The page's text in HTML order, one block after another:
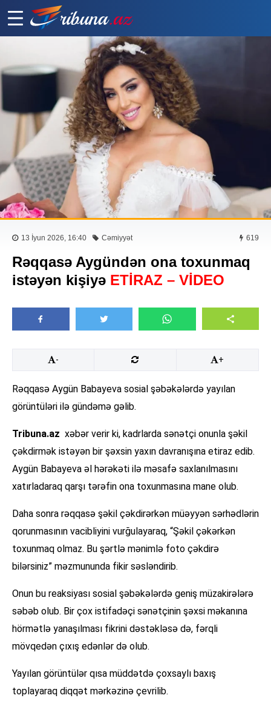
13 İyun 2026, 16:40 Cəmiyyət 619
Rəqqasə Aygündən ona toxunmaq
istəyən kişiyə ETİRAZ – VİDEO
- +
Rəqqasə Aygün Babayeva sosial şəbəkələrdə yayılan
görüntüləri ilə gündəmə gəlib.
Tribuna.az xəbər verir ki, kadrlarda sənətçi onunla şəkil
çəkdirmək istəyən bir şəxsin yaxın davranışına etiraz edib.
Aygün Babayeva əl hərəkəti ilə məsafə saxlanılmasını
xatırladaraq qarşı tərəfin ona toxunmasına mane olub.
Daha sonra rəqqasə şəkil çəkdirərkən müəyyən sərhədlərin
qorunmasının vacibliyini vurğulayaraq, “Şəkil çəkərkən
toxunmaq olmaz. Bu şərtlə mənimlə foto çəkdirə
bilərsiniz” məzmununda fikir səsləndirib.
Onun bu reaksiyası sosial şəbəkələrdə geniş müzakirələrə
səbəb olub. Bir çox istifadəçi sənətçinin şəxsi məkanına
hörmətlə yanaşılması fikrini dəstəkləsə də, fərqli
mövqedən çıxış edənlər də olub.
Yayılan görüntülər qısa müddətdə çoxsaylı baxış
toplayaraq diqqət mərkəzinə çevrilib.